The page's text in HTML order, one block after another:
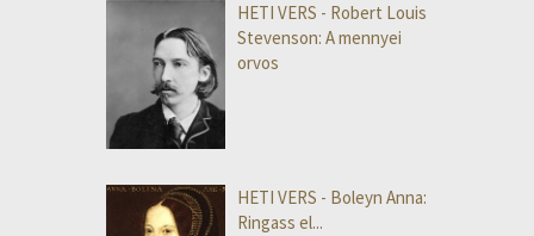
HETI VERS - Robert Louis
Stevenson: A mennyei
orvos
HETI VERS - Boleyn Anna:
Ringass el...